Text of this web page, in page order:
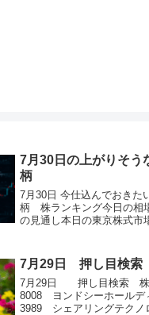
7月30日の上がりそう
柄
7月30日 今仕込んでおきた
柄 株ランキング今日の相
の見通し本日の東京株式市
均株価が前日比930円73銭
19銭と大幅に続落しました
TOPIXは小幅ながら反発し
によって明暗が分かれる展
た。朝方は前日の急落に...
7月29日 押し目検索
7月29日 押し目検索 株
8008 ヨンドシーホールデ
3989 シェアリングテク